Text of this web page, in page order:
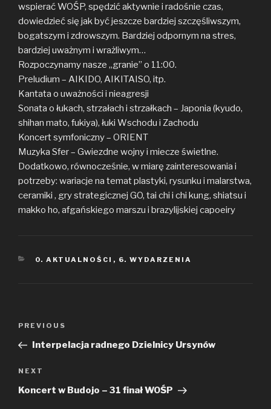
wspierać WOŚP, spędzić aktywnie i radośnie czas,
dowiedzieć się jak być jeszcze bardziej szczęśliwszym,
bogatszym i zdrowszym. Bardziej odpornym na stres,
bardziej uważnym i wrażliwym…
Rozpoczynamy nasze „granie” o 11:00.
Preludium – AIKIDO, AIKITAISO, itp.
Kantata o uważności i nieagresji
Sonata o łukach, strzałach i strzałkach – Japonia (kyudo,
shihan mato, fukiya), łuki Wschodu i Zachodu
Koncert symfoniczny – ORIENT
Muzyka Sfer – Gwiezdne wojny i miecze świetlne.
Dodatkowo, równocześnie, w miarę zainteresowania i
potrzeby: wariacje na temat plastyki, rysunku i malarstwa,
ceramiki , gry strategicznej GO, tai chi i chi kung, shiatsu i
makko ho, afgańskiego marszu i brazylijskiej capoeiry
CATEGORIES
0. AKTUALNOŚCI , 6. WYDARZENIA
Nawigacja
Previous
Post
PREVIOUS
Interpelacja radnego Dzielnicy Ursynów
Next
Post
NEXT
Koncert w Budojo – 31 finał WOŚP